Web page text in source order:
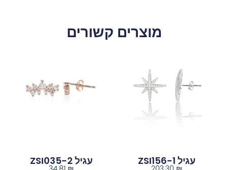
מוצרים קשורים
עגיל ZSI156-1 עגיל ZSI035-2